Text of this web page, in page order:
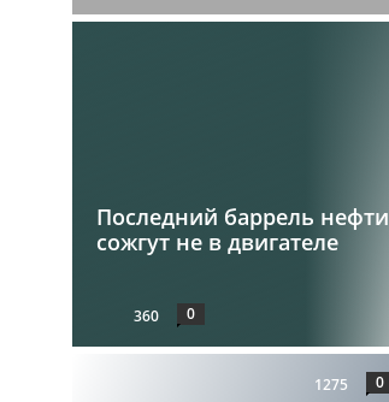
Последний баррель нефти
сожгут не в двигателе
360 0
1275 0